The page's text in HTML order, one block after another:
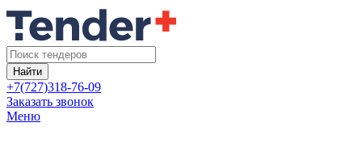
Найти
+7(727)318-76-09
Заказать звонок
Меню